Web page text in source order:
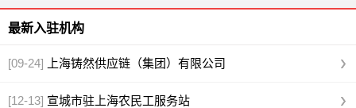
最新入驻机构
[09-24] 上海铸然供应链（集团）有限公司
[12-13] 宣城市驻上海农民工服务站